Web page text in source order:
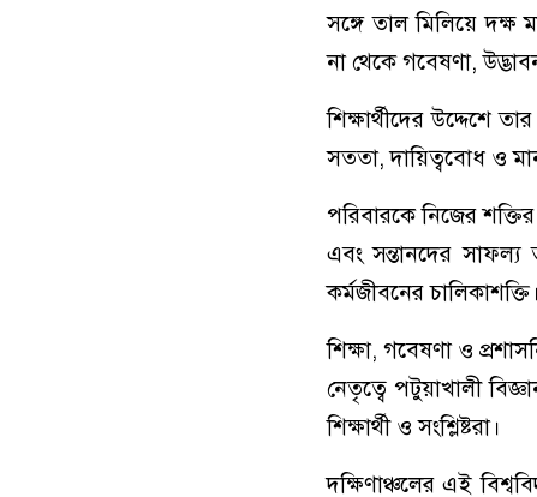
সঙ্গে তাল মিলিয়ে দক্ষ
না থেকে গবেষণা,
শিক্ষার্থীদের উদ্দেশে
সততা, দায়িত্ববোধ ও
পরিবারকে নিজের
এবং সন্তানদের
কর্মজীবনের চালিকাশক্তি।
শিক্ষা, গবেষণা ও
নেতৃত্বে পটুয়াখালী
শিক্ষার্থী ও সংশ্লিষ্টরা।
দক্ষিণাঞ্চলের এই